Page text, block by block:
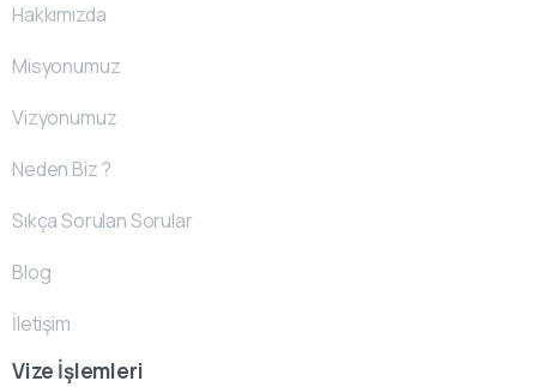
Hakkımızda
Misyonumuz
Vizyonumuz
Neden Biz ?
Sıkça Sorulan Sorular
Blog
İletişim
Vize İşlemleri